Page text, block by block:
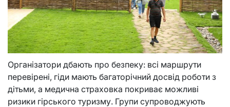
Організатори дбають про безпеку: всі маршрути
перевірені, гіди мають багаторічний досвід роботи з
дітьми, а медична страховка покриває можливі
ризики гірського туризму. Групи супроводжують